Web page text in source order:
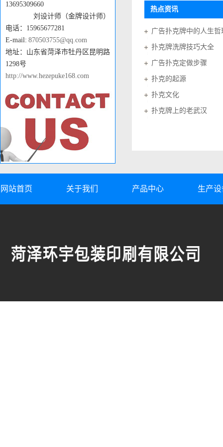
13695309660
刘设计师（金牌设计师）
电话：15965677281
E-mail: 870503755@qq.com
地址：山东省菏泽市牡丹区昆明路
1298号
http://www.hezepuke168.com
热点资讯
广告扑克牌中的人生哲
扑克牌洗牌技巧大全
广告扑克定做步骤
扑克的起源
扑克文化
扑克牌上的老武汉
网站首页 关于我们 产品中心 生产